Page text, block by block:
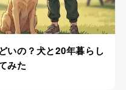
いの？犬と20年暮らし
みた